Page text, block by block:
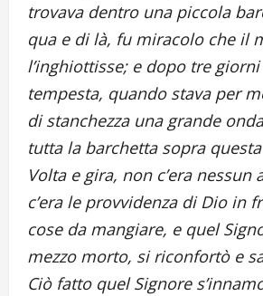
trovava dentro una piccola
qua e di là, fu miracolo che il
l’inghiottisse; e dopo tre
tempesta, quando stava per
di stanchezza una grande
tutta la barchetta sopra
Volta e gira, non c’era nessun
c’era le provvidenza di Dio in
cose da mangiare, e quel
mezzo morto, si riconfortò e
Ciò fatto quel Signore